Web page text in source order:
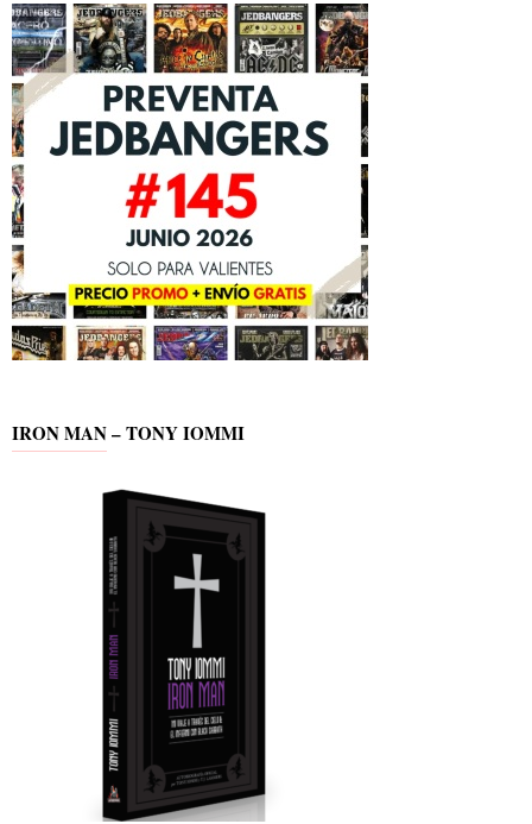
IRON MAN – TONY IOMMI